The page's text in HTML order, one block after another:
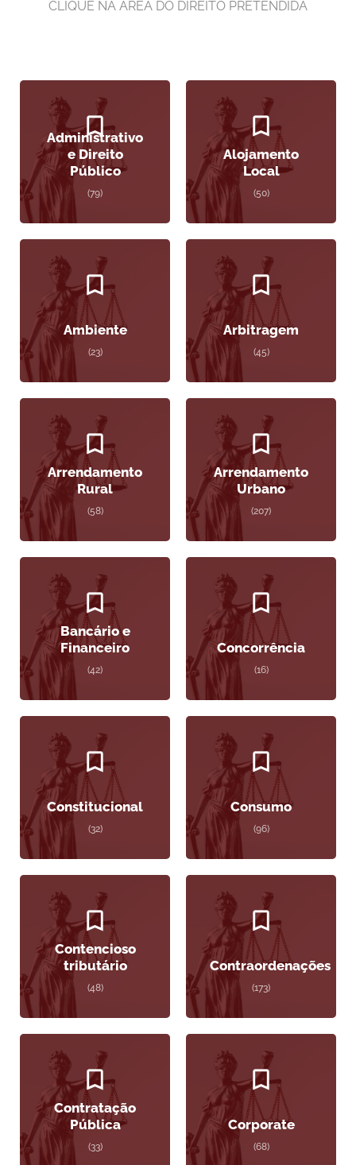
CLIQUE NA ÁREA DO DIREITO PRETENDIDA
Administrativo
e Direito
Público
(79)
Alojamento
Local
(50)
Ambiente
(23)
Arbitragem
(45)
Arrendamento
Rural
(58)
Arrendamento
Urbano
(207)
Bancário e
Financeiro
(42)
Concorrência
(16)
Constitucional
(32)
Consumo
(96)
Contencioso
tributário
(48)
Contraordenações
(173)
Contratação
Pública
(33)
Corporate
(68)